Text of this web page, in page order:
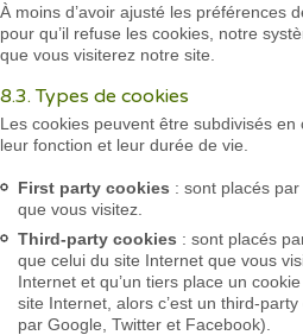
À moins d’avoir ajusté les préférences
pour qu’il refuse les cookies, notre
que vous visiterez notre site.
8.3. Types de cookies
Les cookies peuvent être subdivisés en
leur fonction et leur durée de vie.
First party cookies : sont placés
que vous visitez.
Third-party cookies : sont placés
que celui du site Internet que vous
Internet et qu’un tiers place un
site Internet, alors c’est un third-
par Google, Twitter et Facebook).